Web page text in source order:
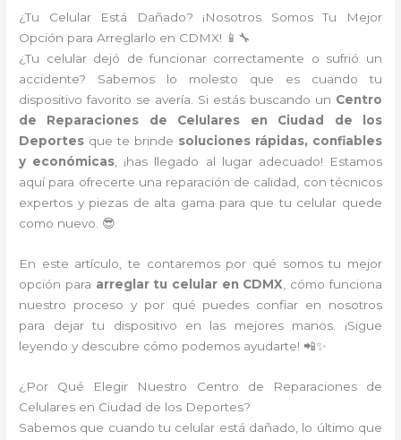
¿Tu Celular Está Dañado? ¡Nosotros Somos Tu Mejor
Opción para Arreglarlo en CDMX! 📱🔧
¿Tu celular dejó de funcionar correctamente o sufrió un
accidente? Sabemos lo molesto que es cuando tu
dispositivo favorito se avería. Si estás buscando un Centro
de Reparaciones de Celulares en Ciudad de los
Deportes que te brinde soluciones rápidas, confiables
y económicas, ¡has llegado al lugar adecuado! Estamos
aquí para ofrecerte una reparación de calidad, con técnicos
expertos y piezas de alta gama para que tu celular quede
como nuevo. 😎
En este artículo, te contaremos por qué somos tu mejor
opción para arreglar tu celular en CDMX , cómo funciona
nuestro proceso y por qué puedes confiar en nosotros
para dejar tu dispositivo en las mejores manos. ¡Sigue
leyendo y descubre cómo podemos ayudarte! 📲✨
¿Por Qué Elegir Nuestro Centro de Reparaciones de
Celulares en Ciudad de los Deportes?
Sabemos que cuando tu celular está dañado, lo último que